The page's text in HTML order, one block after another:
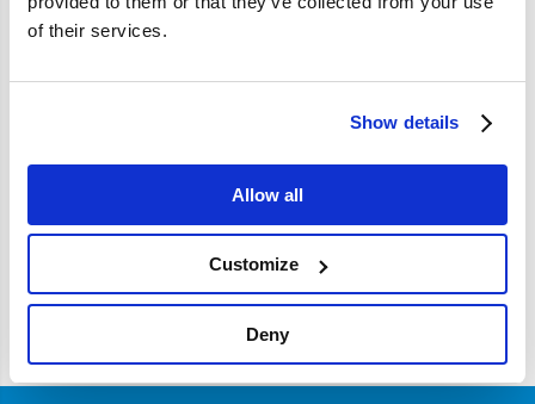
of their services.
Show details
Allow all
Customize
Deny
Merk Vantage